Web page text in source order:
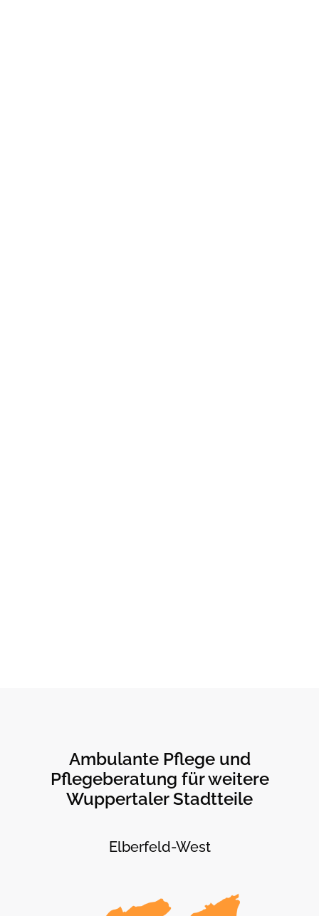
Ambulante Pflege und
Pflegeberatung für weitere
Wuppertaler Stadtteile
Elberfeld-West